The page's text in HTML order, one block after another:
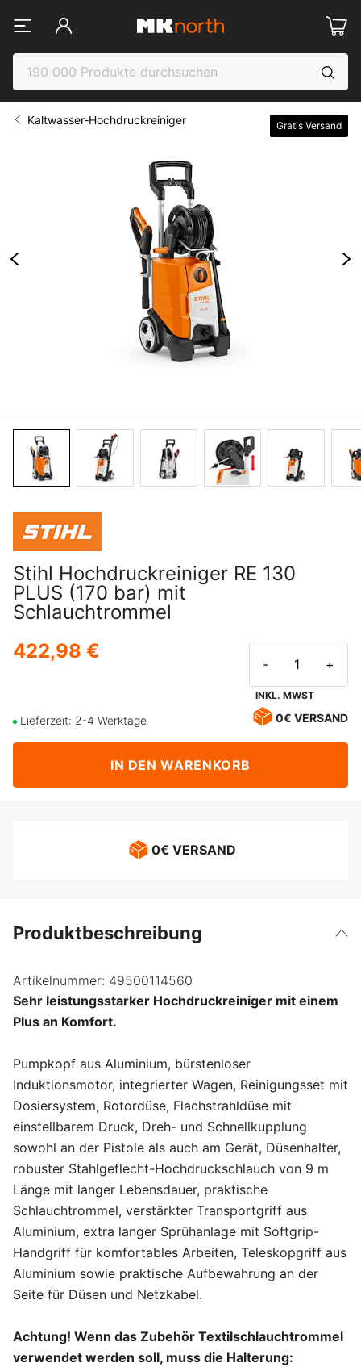
Kaltwasser-Hochdruckreiniger Gratis Versand
Stihl Hochdruckreiniger RE 130
PLUS (170 bar) mit
Schlauchtrommel
422,98 €
- +
INKL. MWST
Lieferzeit: 2-4 Werktage 0€ VERSAND
IN DEN WARENKORB
0€ VERSAND
Produktbeschreibung
Artikelnummer: 49500114560
Sehr leistungsstarker Hochdruckreiniger mit einem
Plus an Komfort.
Pumpkopf aus Aluminium, bürstenloser
Induktionsmotor, integrierter Wagen, Reinigungsset mit
Dosiersystem, Rotordüse, Flachstrahldüse mit
einstellbarem Druck, Dreh- und Schnellkupplung
sowohl an der Pistole als auch am Gerät, Düsenhalter,
robuster Stahlgeflecht-Hochdruckschlauch von 9 m
Länge mit langer Lebensdauer, praktische
Schlauchtrommel, verstärkter Transportgriff aus
Aluminium, extra langer Sprühanlage mit Softgrip-
Handgriff für komfortables Arbeiten, Teleskopgriff aus
Aluminium sowie praktische Aufbewahrung an der
Seite für Düsen und Netzkabel.
Achtung! Wenn das Zubehör Textilschlauchtrommel
verwendet werden soll, muss die Halterung: